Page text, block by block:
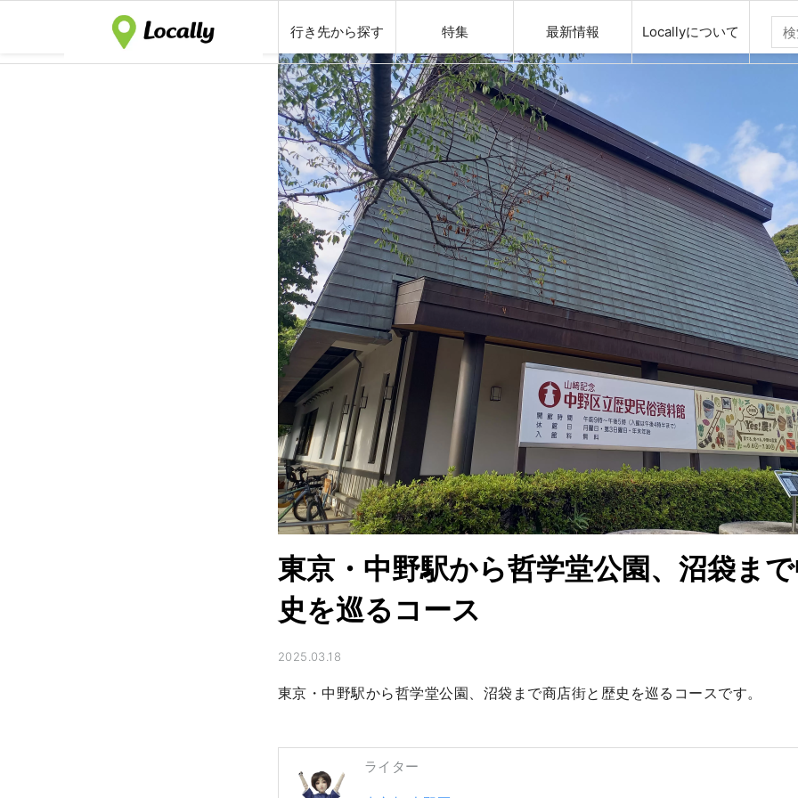
行き先から探す 特集 最新情報 Locallyについて
東京・中野駅から哲学堂公園、沼袋ま
史を巡るコース
2025.03.18
東京・中野駅から哲学堂公園、沼袋まで商店街と歴史を巡るコースです。
ライター